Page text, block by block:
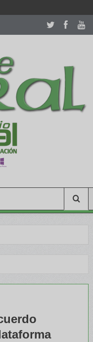
command with
to our
perfectwatches.is
customer
reallydiamond.com/